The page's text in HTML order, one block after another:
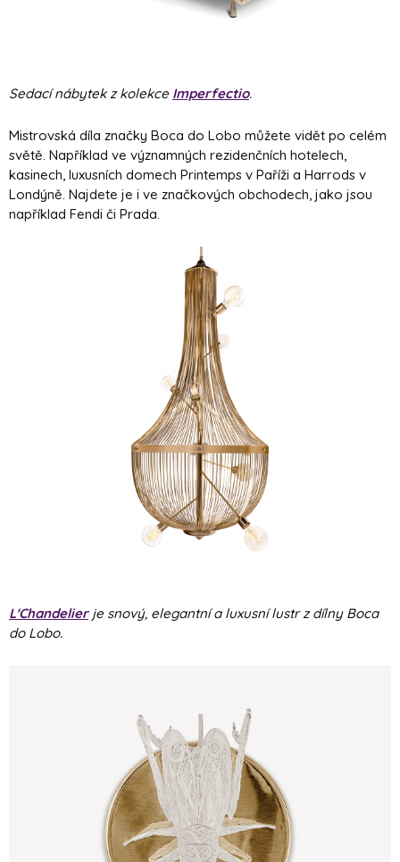
Sedací nábytek z kolekce Imperfectio.
Mistrovská díla značky Boca do Lobo můžete vidět po celém
světě. Například ve významných rezidenčních hotelech,
kasinech, luxusních domech Printemps v Paříži a Harrods v
Londýně. Najdete je i ve značkových obchodech, jako jsou
například Fendi či Prada.
L'Chandelierje snový, elegantní a luxusní lustr z dílny Boca
do Lobo.